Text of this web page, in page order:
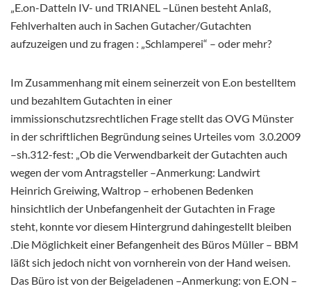
„E.on-Datteln IV- und TRIANEL –Lünen besteht Anlaß,
Fehlverhalten auch in Sachen Gutacher/Gutachten
aufzuzeigen und zu fragen : „Schlamperei“ – oder mehr?
Im Zusammenhang mit einem seinerzeit von E.on bestelltem
und bezahltem Gutachten in einer
immissionschutzsrechtlichen Frage stellt das OVG Münster
in der schriftlichen Begründung seines Urteiles vom 3.0.2009
–sh.312-fest: „Ob die Verwendbarkeit der Gutachten auch
wegen der vom Antragsteller –Anmerkung: Landwirt
Heinrich Greiwing, Waltrop – erhobenen Bedenken
hinsichtlich der Unbefangenheit der Gutachten in Frage
steht, konnte vor diesem Hintergrund dahingestellt bleiben
.Die Möglichkeit einer Befangenheit des Büros Müller – BBM
läßt sich jedoch nicht von vornherein von der Hand weisen.
Das Büro ist von der Beigeladenen –Anmerkung: von E.ON –